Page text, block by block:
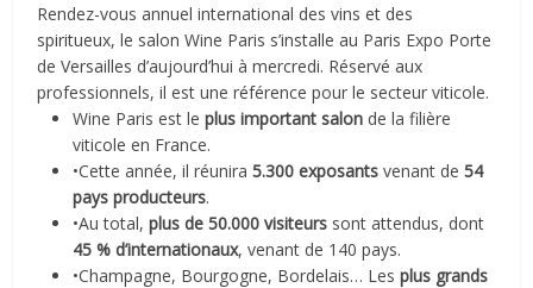
Rendez-vous annuel international des vins et des
spiritueux, le salon Wine Paris s’installe au Paris Expo Porte
de Versailles d’aujourd’hui à mercredi. Réservé aux
professionnels, il est une référence pour le secteur viticole.
Wine Paris est leplus important salon de la filière
viticole en France.
•Cette année, il réunira5.300 exposants venant de54
pays producteurs.
•Au total,plus de 50.000 visiteurs sont attendus, dont
45 % d’internationaux, venant de 140 pays.
•Champagne, Bourgogne, Bordelais… Lesplus grands